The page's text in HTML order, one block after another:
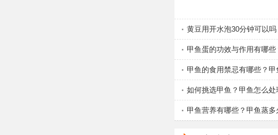
黄豆用开水泡30分钟可以
甲鱼蛋的功效与作用有哪
甲鱼的食用禁忌有哪些？
如何挑选甲鱼？甲鱼怎么处
甲鱼营养有哪些？甲鱼蒸多